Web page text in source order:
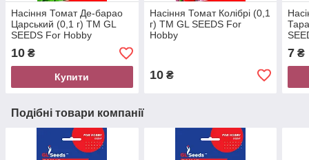
Насіння Томат Де-барао
Царський (0,1 г) ТМ GL
SEEDS For Hobby
10 ₴
Купити
Насіння Томат Колібрі (0,1
г) ТМ GL SEEDS For
Hobby
10₴
7 ₴
Подібні товари компанії